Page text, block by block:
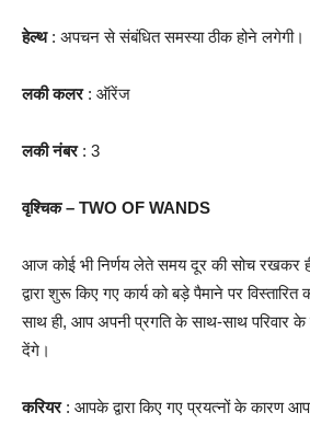
हेल्थ : अपचन से संबंधित समस्या ठीक होने लगेगी।
लकी कलर : ऑरेंज
लकी नंबर : 3
वृश्चिक – TWO OF WANDS
आज कोई भी निर्णय लेते समय दूर की सोच रखकर
द्वारा शुरू किए गए कार्य को बड़े पैमाने पर
साथ ही, आप अपनी प्रगति के साथ-साथ परिवार के
देंगे।
करियर : आपके द्वारा किए गए प्रयत्नों के कारण